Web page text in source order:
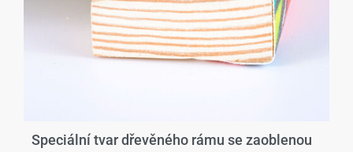
Speciální tvar dřevěného rámu se zaoblenou